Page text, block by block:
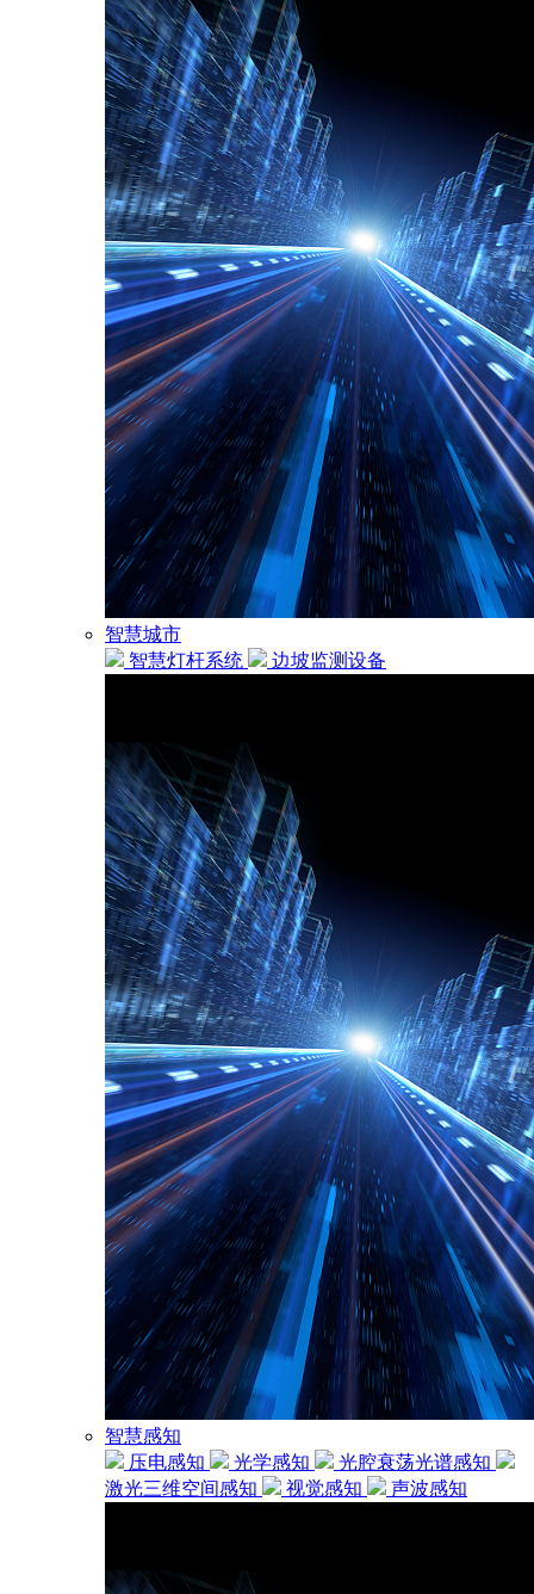
智慧城市
智慧灯杆系统
边坡监测设备
智慧感知
压电感知
光学感知
光腔衰荡光谱感知
激光三维空间感知
视觉感知 声波感知